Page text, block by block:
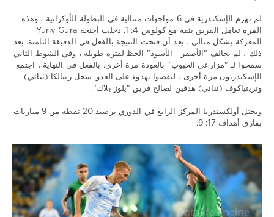
لم تهزم الإسكندرية في 6 مواجهات متتالية في البطولة الأوكرانية ، وهذه
المرة تعامل الفريق بثقة مع كولوس 4: 1. دخلت أجنحة Yuriy Gura
المعركة بشكل مثالي ، بعد أن فتحت النتيجة بالفعل في الدقيقة الثامنة. بعد
ذلك ، لم يحالف "الأصفر - الأسود" الحظ لفترة طويلة ، وفي الشوط الثاني
سمحوا لـ "مزارعي الحبوب" بالعودة مرة أخرى. بالفعل في النهاية ، اجتمع
الإسكندريون مرة أخرى ، ليقضوا بهدوء على العدو. سجل ريبالكا (ثنائي)
وتريتياكوف (ثنائي) هدفين لصالح فريق "يلوز بلاك".
ويحتل أولكسندريا المركز الرابع في الدوري برصيد 20 نقطة من 9 مباريات
بفارق أهداف 17: 9.